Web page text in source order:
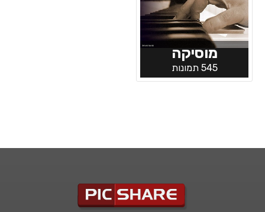
מוסיקה
545 תמונות